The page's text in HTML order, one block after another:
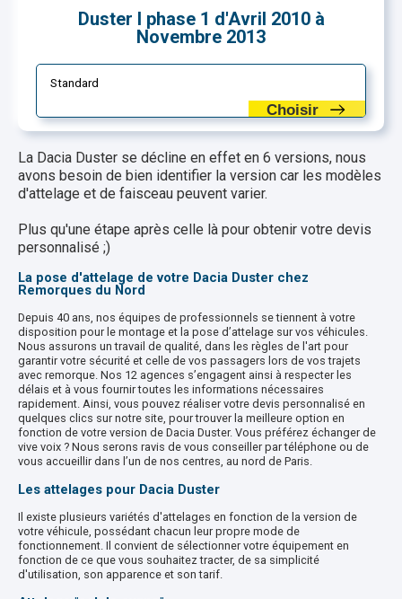
Duster I phase 1 d'Avril 2010 à
Novembre 2013
Standard
Choisir
La Dacia Duster se décline en effet en 6 versions, nous
avons besoin de bien identifier la version car les modèles
d'attelage et de faisceau peuvent varier.
Plus qu'une étape après celle là pour obtenir votre devis
personnalisé ;)
La pose d'attelage de votre Dacia Duster chez
Remorques du Nord
Depuis 40 ans, nos équipes de professionnels se tiennent à votre
disposition pour le montage et la pose d’attelage sur vos véhicules.
Nous assurons un travail de qualité, dans les règles de l'art pour
garantir votre sécurité et celle de vos passagers lors de vos trajets
avec remorque. Nos 12 agences s’engagent ainsi à respecter les
délais et à vous fournir toutes les informations nécessaires
rapidement. Ainsi, vous pouvez réaliser votre devis personnalisé en
quelques clics sur notre site, pour trouver la meilleure option en
fonction de votre version de Dacia Duster. Vous préférez échanger de
vive voix ? Nous serons ravis de vous conseiller par téléphone ou de
vous accueillir dans l’un de nos centres, au nord de Paris.
Les attelages pour Dacia Duster
Il existe plusieurs variétés d'attelages en fonction de la version de
votre véhicule, possédant chacun leur propre mode de
fonctionnement. Il convient de sélectionner votre équipement en
fonction de ce que vous souhaitez tracter, de sa simplicité
d'utilisation, son apparence et son tarif.